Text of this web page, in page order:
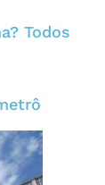
Todos